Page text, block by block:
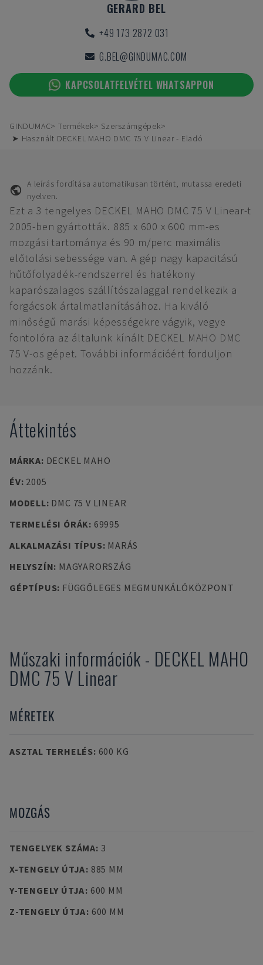
GERARD BEL
+49 173 2872 031
G.BEL@GINDUMAC.COM
KAPCSOLATFELVÉTEL WHATSAPPON
GINDUMAC Termékek
Szerszámgépek
➤ Használt DECKEL MAHO DMC 75 V Linear - Eladó
A leírás fordítása automatikusan történt, mutassa eredeti
nyelven.
Ezt a 3 tengelyes DECKEL MAHO DMC 75 V Linear-t
2005-ben gyártották. 885 x 600 x 600 mm-es
mozgási tartománya és 90 m/perc maximális
előtolási sebessége van. A gép nagy kapacitású
hűtőfolyadék-rendszerrel és hatékony
kaparószalagos szállítószalaggal rendelkezik a
forgácsok ártalmatlanításához. Ha kiváló
minőségű marási képességekre vágyik, vegye
fontolóra az általunk kínált DECKEL MAHO DMC
75 V-os gépet. További információért forduljon
hozzánk.
Áttekintés
MÁRKA: DECKEL MAHO
ÉV: 2005
MODELL: DMC 75 V LINEAR
TERMELÉSI ÓRÁK: 69995
ALKALMAZÁSI TÍPUS: MARÁS
HELYSZÍN: MAGYARORSZÁG
GÉPTÍPUS: FÜGGŐLEGES MEGMUNKÁLÓKÖZPONT
Műszaki információk - DECKEL MAHO
DMC 75 V Linear
MÉRETEK
ASZTAL TERHELÉS: 600 KG
MOZGÁS
TENGELYEK SZÁMA: 3
X-TENGELY ÚTJA: 885 MM
Y-TENGELY ÚTJA: 600 MM
Z-TENGELY ÚTJA: 600 MM